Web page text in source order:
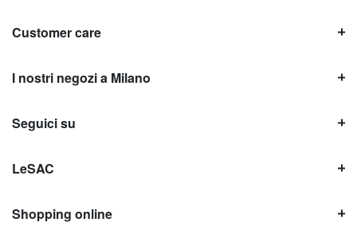
Customer care
I nostri negozi a Milano
Seguici su
LeSAC
Shopping online